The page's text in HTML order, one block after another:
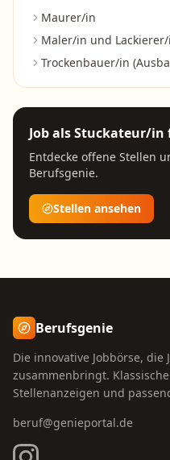
Maurer/in
Maler/in und
Trockenbauer/in
Job alsStuckateur/in
Entdecke offene Stellen
Berufsgenie.
Stellen ansehen
Berufsgenie
Die innovative Jobbörse,
zusammenbringt.
Stellenanzeigen und
beruf@genieportal.de